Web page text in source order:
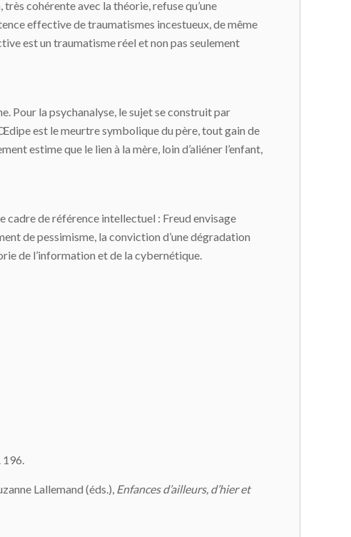
cohérente avec la théorie, refuse qu’une
effective de traumatismes incestueux, de même
est un traumatisme réel et non pas seulement
Pour la psychanalyse, le sujet se construit par
est le meurtre symbolique du père, tout gain de
estime que le lien à la mère, loin d’aliéner l’enfant,
cadre de référence intellectuel : Freud envisage
de pessimisme, la conviction d’une dégradation
de l’information et de la cybernétique.
196.
Lallemand (éds.), Enfances d’ailleurs, d’hier et